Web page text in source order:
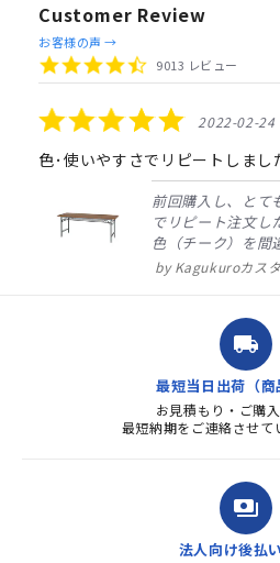
Customer Review
Reviews
carousel
4.4
star
9013 レビュー
お客様の声 →
5.0
star
rating
2022-02-24
色･使いやすさでリピートしまし
前回購入し、とて
でリピート注文し
色（チーク）を間
ュラル」としてし
ました。商品到着
質・使いやすさで
す。また、リピー
よろしくお...
Kagukuroカス
local_shipping
最短当日出荷（商
お見積もり・ご購
最短納期をご連絡させて
payments
法人向け後払